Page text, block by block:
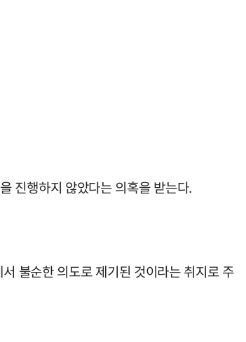
진행하지 않았다는 의혹을 받는다.
불순한 의도로 제기된 것이라는 취지로 주